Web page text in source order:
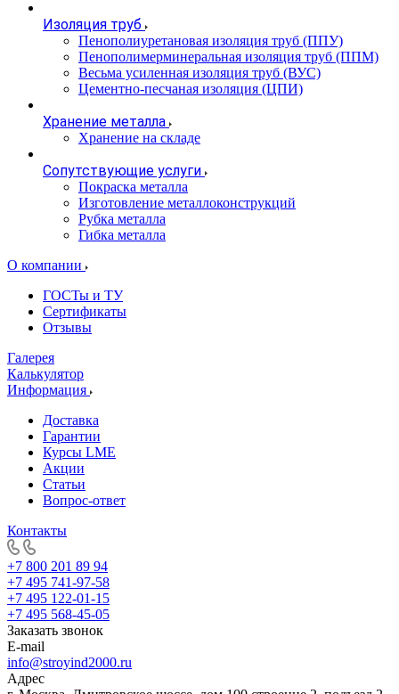
Изоляция труб
Пенополиуретановая изоляция труб (ППУ)
Пенополимерминеральная изоляция труб (ППМ)
Весьма усиленная изоляция труб (ВУС)
Цементно-песчаная изоляция (ЦПИ)
Хранение металла
Хранение на складе
Сопутствующие услуги
Покраска металла
Изготовление металлоконструкций
Рубка металла
Гибка металла
О компании
ГОСТы и ТУ
Сертификаты
Отзывы
Галерея
Калькулятор
Информация
Доставка
Гарантии
Курсы LME
Акции
Статьи
Вопрос-ответ
Контакты
+7 800 201 89 94
+7 495 741-97-58
+7 495 122-01-15
+7 495 568-45-05
Заказать звонок
E-mail
info@stroyind2000.ru
Адрес